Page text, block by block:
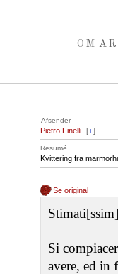
OM
Afsender
Pietro Finelli [+]
Resumé
Kvittering fra
Se original
Stimati[ssim]
Si
avere, ed in